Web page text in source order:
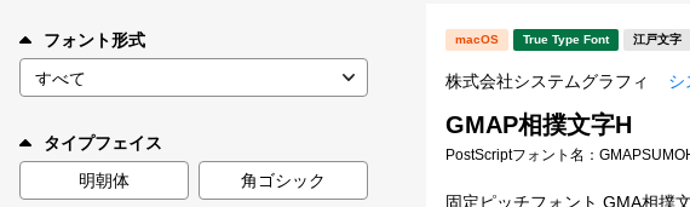
キャンペーン一覧
フォント形式
タイプフェイス
明朝体
角ゴシック
macOS True Type Font 江戸文字
株式会社システムグラフィ シ
GMAP相撲文字H
PostScriptフォント名：
固定ピッチフォント GMA相撲